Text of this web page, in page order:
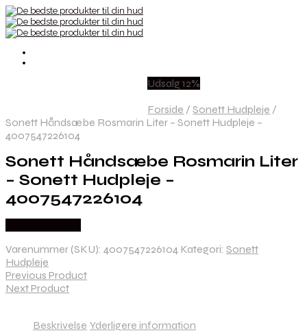
Udsalg 12%
Forside / Sonett Hudpleje /
Sonett Håndsæbe Rosmarin Liter – Sonett Hudpleje –
4007547226104
Sonett Håndsæbe Rosmarin Liter
– Sonett Hudpleje –
4007547226104
Varenummer (SKU): 4007547226104 Kategori: Sonett
Hudpleje
Previous Product
Next Product
Beskrivelse Yderligere information